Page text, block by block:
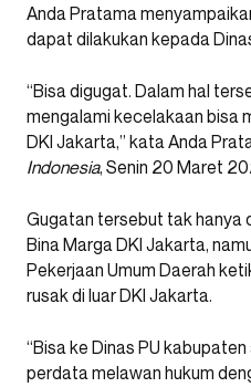
Anda Pratama
dapat dilakukan kepada
“Bisa digugat. Dalam hal
mengalami kecelakaan bisa
DKI Jakarta,” kata Anda
Indonesia, Senin 20 Maret
Gugatan tersebut tak hanya
Bina Marga DKI Jakarta,
Pekerjaan Umum Daerah
rusak di luar DKI Jakarta.
“Bisa ke Dinas PU
perdata melawan hukum